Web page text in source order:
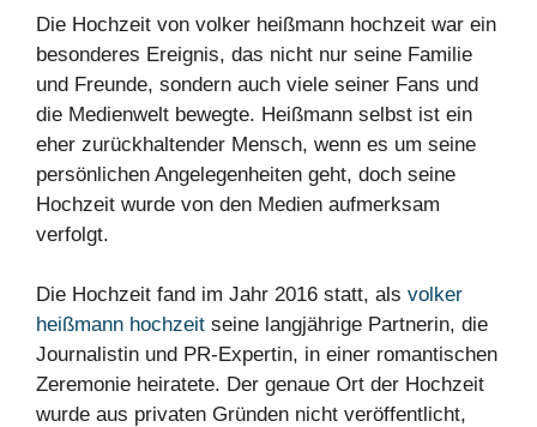
Die Hochzeit von volker heißmann hochzeit war ein
besonderes Ereignis, das nicht nur seine Familie
und Freunde, sondern auch viele seiner Fans und
die Medienwelt bewegte. Heißmann selbst ist ein
eher zurückhaltender Mensch, wenn es um seine
persönlichen Angelegenheiten geht, doch seine
Hochzeit wurde von den Medien aufmerksam
verfolgt.
Die Hochzeit fand im Jahr 2016 statt, als volker
heißmann hochzeit seine langjährige Partnerin, die
Journalistin und PR-Expertin, in einer romantischen
Zeremonie heiratete. Der genaue Ort der Hochzeit
wurde aus privaten Gründen nicht veröffentlicht,